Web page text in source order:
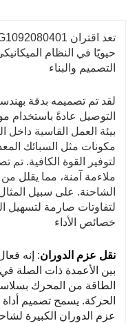
حيويًا في النظام
التصميم والبناء
لقد تم تصميمه بدقة
التوصيل عادةً باستخدام
بيئة العمل القاسية
مكونات مثل السبائك
لتوفير القوة الكافية.
ملاءمة آمنة، مما يقلل
الشاحنة. على سبيل
لتفاوتات صارمة لتسهيل
خصائص الأداء
نقل عزم الدوران: إنه
بين الأعمدة ذات الصلة
الطاقة من المحرك
الحركة. يسمح تصميم